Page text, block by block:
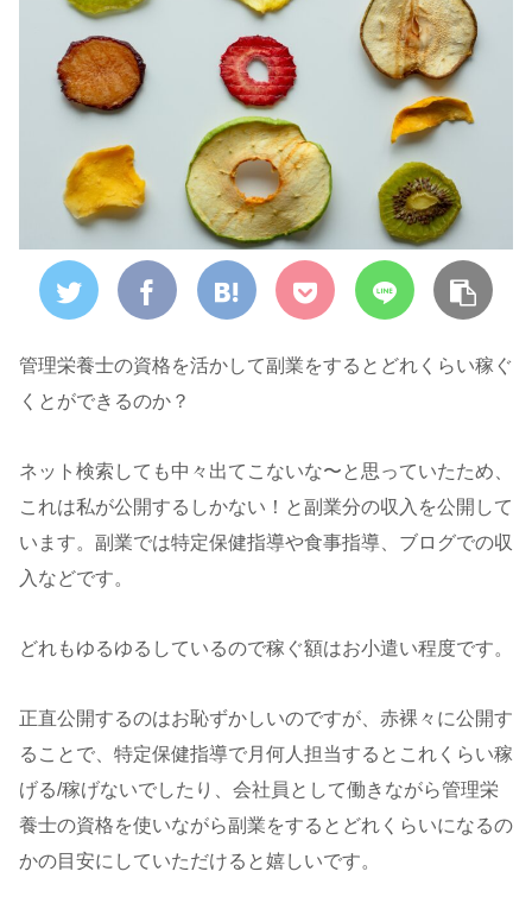
管理栄養士の資格を活かして副業をするとどれくらい稼ぐ
くとができるのか？
ネット検索しても中々出てこないな〜と思っていたため、
これは私が公開するしかない！と副業分の収入を公開して
います。副業では特定保健指導や食事指導、ブログでの収
入などです。
どれもゆるゆるしているので稼ぐ額はお小遣い程度です。
正直公開するのはお恥ずかしいのですが、赤裸々に公開す
ることで、特定保健指導で月何人担当するとこれくらい稼
げる/稼げないでしたり、会社員として働きながら管理栄
養士の資格を使いながら副業をするとどれくらいになるの
かの目安にしていただけると嬉しいです。